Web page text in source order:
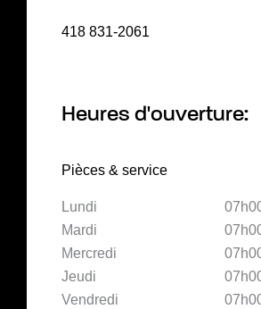
418 831-2061
Heures d'ouverture:
Pièces & service
Lundi
Mardi
Mercredi
Jeudi
Vendredi